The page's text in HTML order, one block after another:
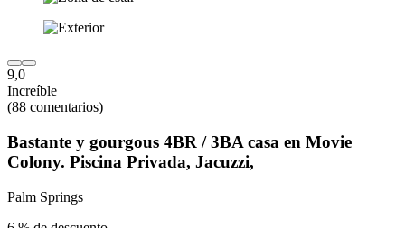
9,0
Increíble
(88 comentarios)
Bastante y gourgous 4BR / 3BA casa en Movie
Colony. Piscina Privada, Jacuzzi,
Palm Springs